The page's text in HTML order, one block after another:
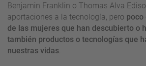
Benjamin Franklin o Thomas Alva
aportaciones a la tecnología, pero poco
de las mujeres que han descubierto o
también productos o tecnologías que
nuestras vidas.